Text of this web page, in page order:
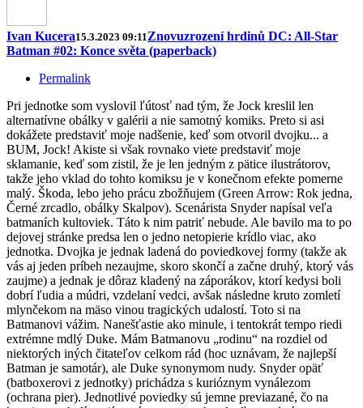
Ivan Kucera15.3.2023 09:11Znovuzrození hrdinů DC: All-Star
Batman #02: Konce světa (paperback)
Permalink
Pri jednotke som vyslovil ľútosť nad tým, že Jock kreslil len
alternatívne obálky v galérii a nie samotný komiks. Preto si asi
dokážete predstaviť moje nadšenie, keď som otvoril dvojku... a
BUM, Jock! Akiste si však rovnako viete predstaviť moje
sklamanie, keď som zistil, že je len jedným z pätice ilustrátorov,
takže jeho vklad do tohto komiksu je v konečnom efekte pomerne
malý. Škoda, lebo jeho prácu zbožňujem (Green Arrow: Rok jedna,
Černé zrcadlo, obálky Skalpov). Scenárista Snyder napísal veľa
batmaních kultoviek. Táto k nim patriť nebude. Ale bavilo ma to po
dejovej stránke predsa len o jedno netopierie krídlo viac, ako
jednotka. Dvojka je jednak ladená do poviedkovej formy (takže ak
vás aj jeden príbeh nezaujme, skoro skončí a začne druhý, ktorý vás
zaujme) a jednak je dôraz kladený na záporákov, ktorí kedysi boli
dobrí ľudia a múdri, vzdelaní vedci, avšak následne kruto zomletí
mlynčekom na mäso vinou tragických udalostí. Toto si na
Batmanovi vážim. Nanešťastie ako minule, i tentokrát tempo riedi
extrémne mdlý Duke. Mám Batmanovu „rodinu“ na rozdiel od
niektorých iných čitateľov celkom rád (hoc uznávam, že najlepší
Batman je samotár), ale Duke synonymom nudy. Snyder opäť
(batboxerovi z jednotky) prichádza s kurióznym vynálezom
(ochrana pier). Jednotlivé poviedky sú jemne previazané, čo na